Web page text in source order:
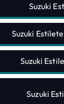
Suzuki
Suzuki
Suzuki
Suzuki